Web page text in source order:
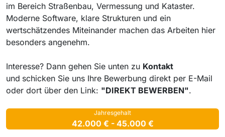
im Bereich Straßenbau, Vermessung und Kataster.
Moderne Software, klare Strukturen und ein
wertschätzendes Miteinander machen das Arbeiten hier
besonders angenehm.
Interesse? Dann gehen Sie unten zu Kontakt
und schicken Sie uns Ihre Bewerbung direkt per E-Mail
oder dort über den Link: "DIREKT BEWERBEN".
Jahresgehalt
42.000 € - 45.000 €